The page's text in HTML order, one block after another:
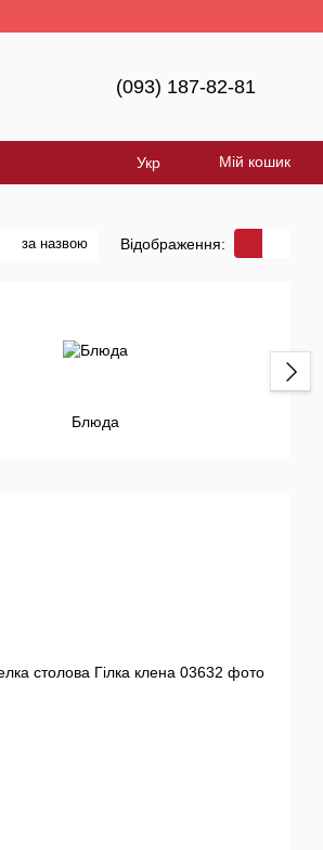
(093) 187-82-81
Укр Мій кошик
за назвою Відображення:
Блюда